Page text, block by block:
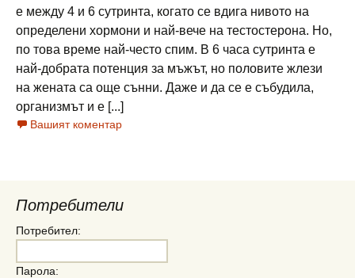
е между 4 и 6 сутринта, когато се вдига нивото на
определени хормони и най-вече на тестостерона. Но,
по това време най-често спим. В 6 часа сутринта е
най-добрата потенция за мъжът, но половите жлези
на жената са още сънни. Даже и да се е събудила,
организмът и е [...]
Вашият коментар
Потребители
Потребител:
Парола: